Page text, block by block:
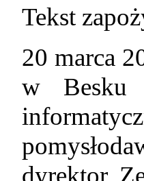
Tekst
20 marca
w Besku
dyrektor